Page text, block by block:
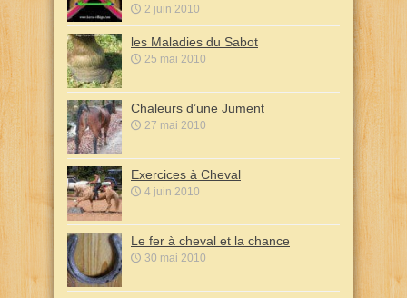
2 juin 2010
les Maladies du Sabot
25 mai 2010
Chaleurs d’une Jument
27 mai 2010
Exercices à Cheval
4 juin 2010
Le fer à cheval et la chance
30 mai 2010